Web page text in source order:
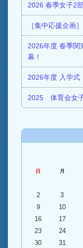
2026 春季女子2
［集中応援企画
2026年度 春季
幕！
2026年度 入学式
2025 体育会女
日 月
2
3
9
10
16
17
23
24
30
31